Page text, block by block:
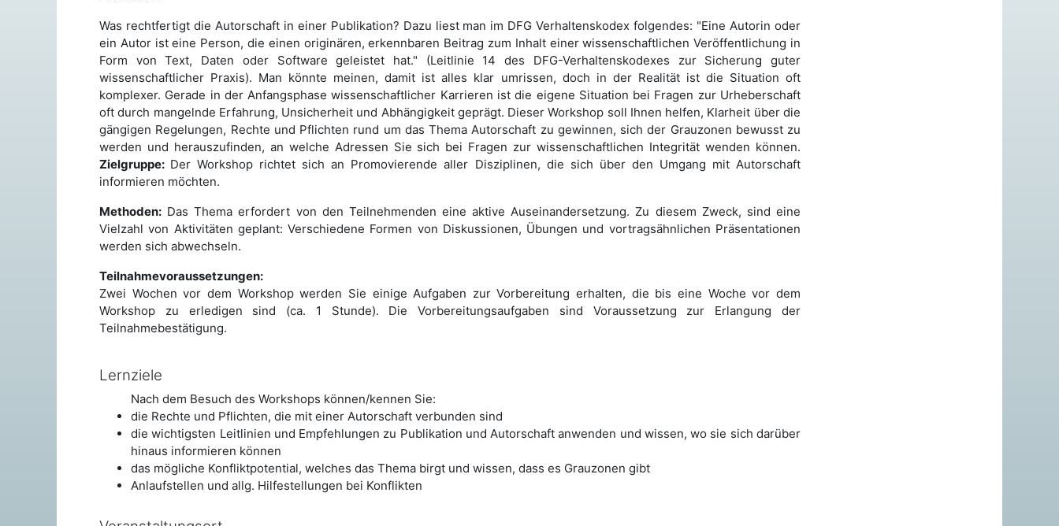
Was rechtfertigt die Autorschaft in einer Publikation? Dazu liest man im DFG Verhaltenskodex folgendes: "Eine Autorin oder
ein Autor ist eine Person, die einen originären, erkennbaren Beitrag zum Inhalt einer wissenschaftlichen Veröffentlichung in
Form von Text, Daten oder Software geleistet hat." (Leitlinie 14 des DFG-Verhaltenskodexes zur Sicherung guter
wissenschaftlicher Praxis). Man könnte meinen, damit ist alles klar umrissen, doch in der Realität ist die Situation oft
komplexer. Gerade in der Anfangsphase wissenschaftlicher Karrieren ist die eigene Situation bei Fragen zur Urheberschaft
oft durch mangelnde Erfahrung, Unsicherheit und Abhängigkeit geprägt. Dieser Workshop soll Ihnen helfen, Klarheit über die
gängigen Regelungen, Rechte und Pflichten rund um das Thema Autorschaft zu gewinnen, sich der Grauzonen bewusst zu
werden und herauszufinden, an welche Adressen Sie sich bei Fragen zur wissenschaftlichen Integrität wenden können.
Zielgruppe: Der Workshop richtet sich an Promovierende aller Disziplinen, die sich über den Umgang mit Autorschaft
informieren möchten.
Methoden: Das Thema erfordert von den Teilnehmenden eine aktive Auseinandersetzung. Zu diesem Zweck, sind eine
Vielzahl von Aktivitäten geplant: Verschiedene Formen von Diskussionen, Übungen und vortragsähnlichen Präsentationen
werden sich abwechseln.
Teilnahmevoraussetzungen:
Zwei Wochen vor dem Workshop werden Sie einige Aufgaben zur Vorbereitung erhalten, die bis eine Woche vor dem
Workshop zu erledigen sind (ca. 1 Stunde). Die Vorbereitungsaufgaben sind Voraussetzung zur Erlangung der
Teilnahmebestätigung.
Lernziele
Nach dem Besuch des Workshops können/kennen Sie:
die Rechte und Pflichten, die mit einer Autorschaft verbunden sind
die wichtigsten Leitlinien und Empfehlungen zu Publikation und Autorschaft anwenden und wissen, wo sie sich darüber
hinaus informieren können
das mögliche Konfliktpotential, welches das Thema birgt und wissen, dass es Grauzonen gibt
Anlaufstellen und allg. Hilfestellungen bei Konflikten